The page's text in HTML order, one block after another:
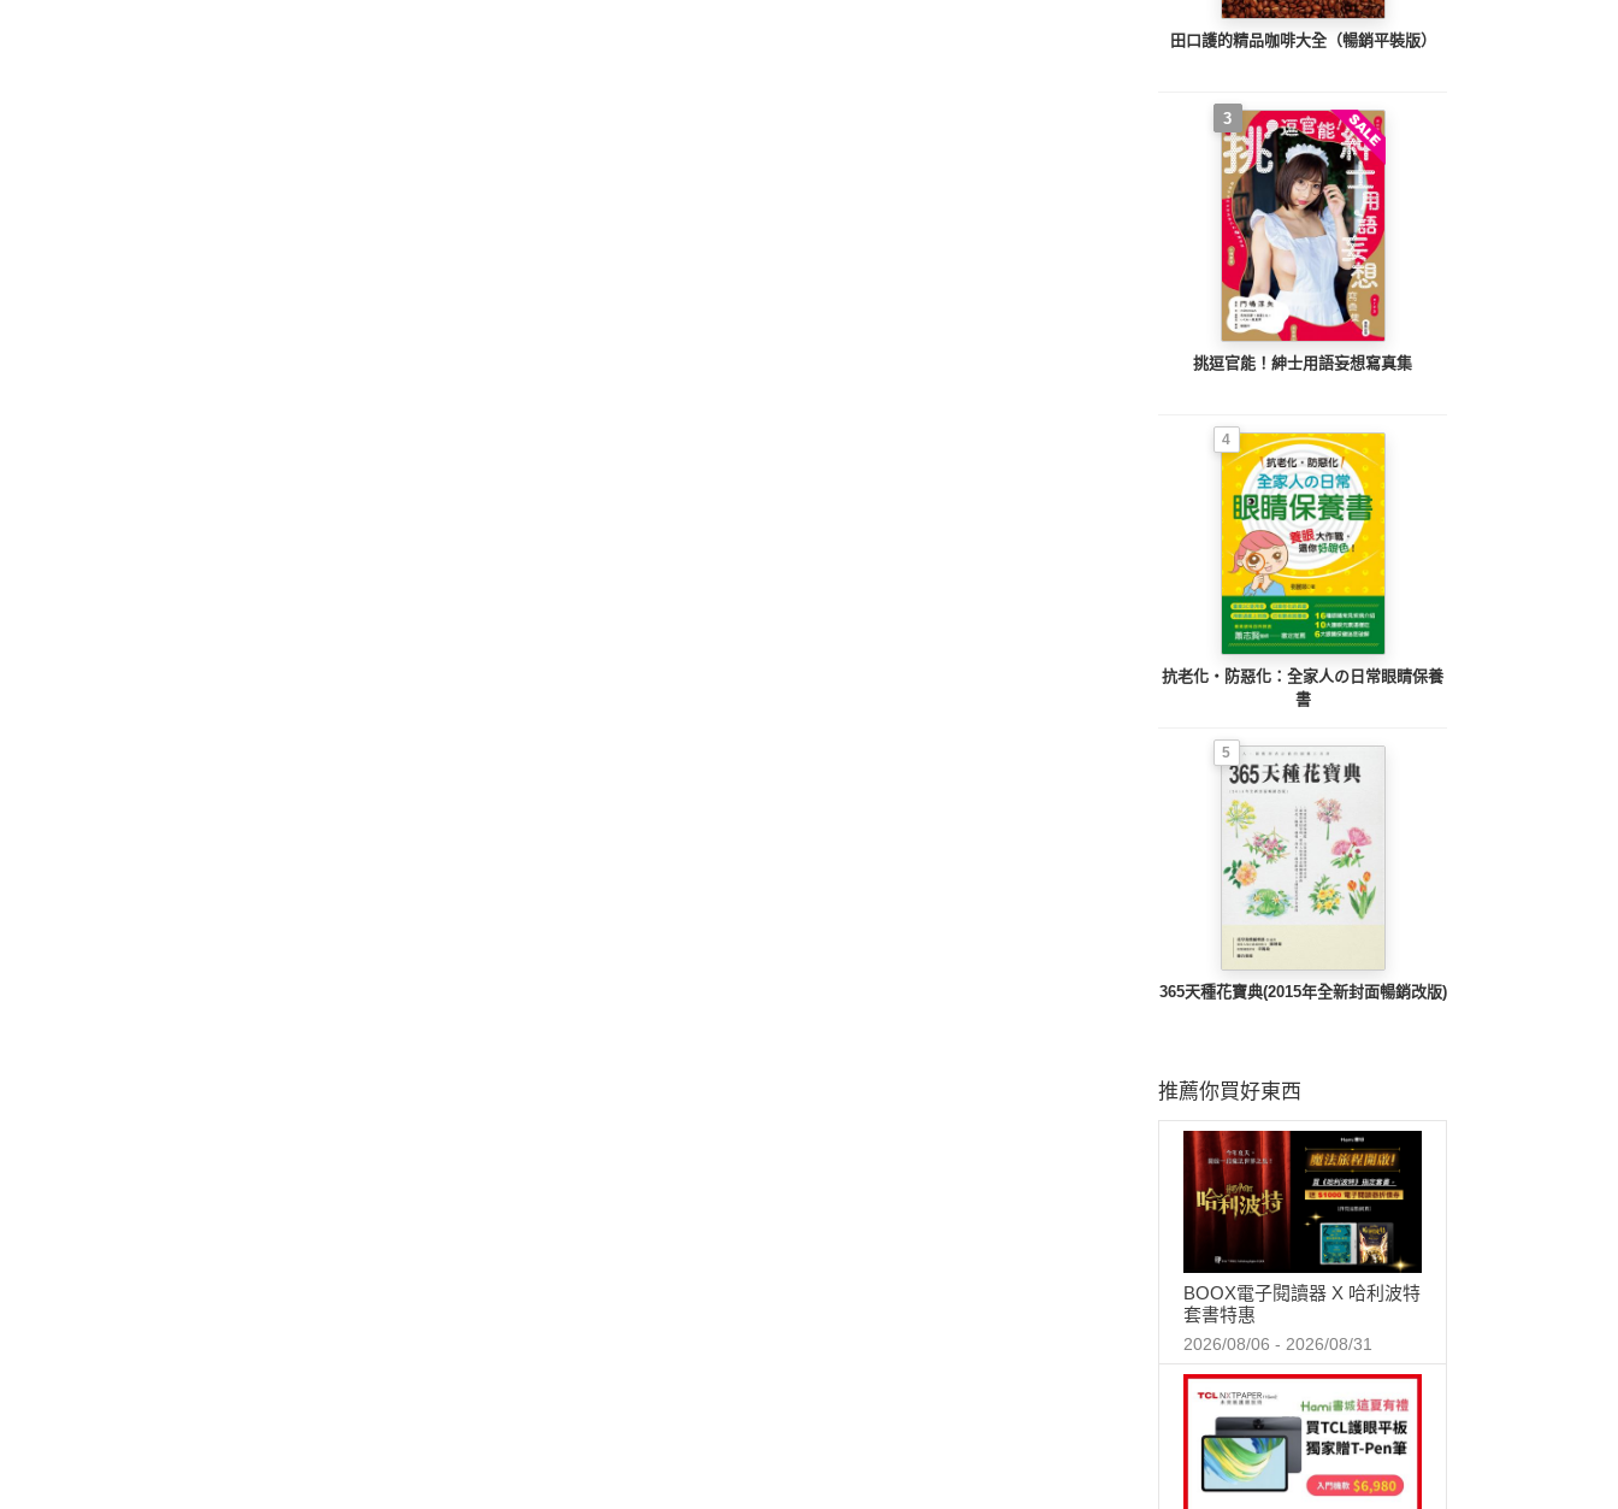
田口護的精品咖啡大全（暢銷平裝版）
3
挑逗官能！紳士用語妄想寫真集
4
抗老化‧防惡化：全家人の日常眼睛保養
書
5
365天種花寶典(2015年全新封面暢銷改版)
推薦你買好東西
BOOX電子閱讀器 X 哈利波特
套書特惠
2026/08/06 - 2026/08/31